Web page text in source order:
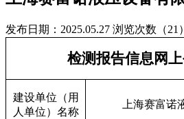
发布日期：2025.05.27 浏览次数（21）
检测报告信息网
建设单位（用
人单位）名称
上海赛富诺